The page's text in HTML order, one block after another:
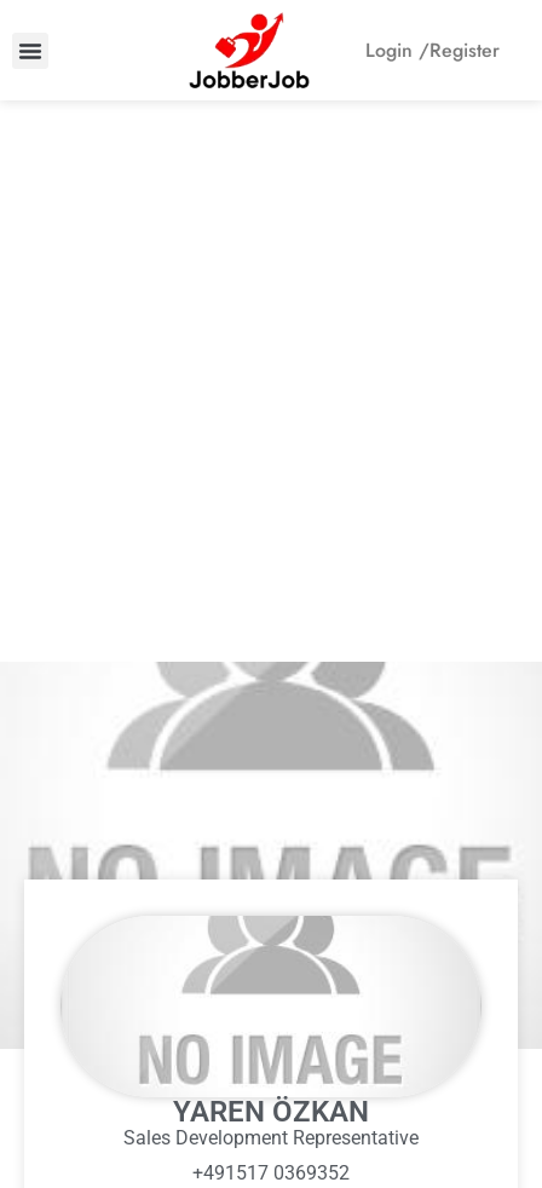
Login /Register
YAREN ÖZKAN
Sales Development Representative
+491517 0369352